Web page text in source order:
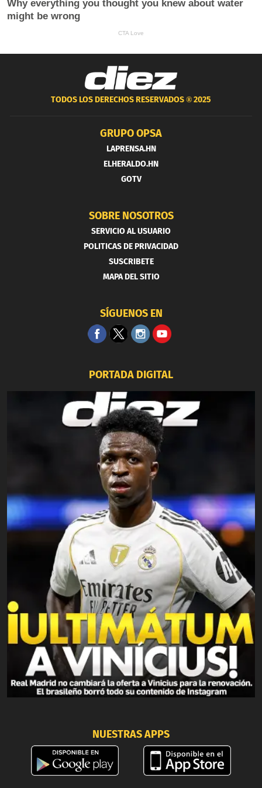
TODOS LOS DERECHOS RESERVADOS ®2025
GRUPO OPSA
LAPRENSA.HN
ELHERALDO.HN
GOTV
SOBRE NOSOTROS
SERVICIO AL USUARIO
POLITICAS DE PRIVACIDAD
SUSCRIBETE
MAPA DEL SITIO
SÍGUENOS EN
PORTADA DIGITAL
NUESTRAS APPS